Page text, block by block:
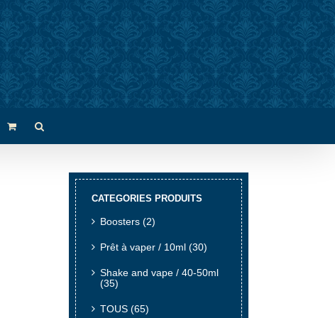
CATEGORIES PRODUITS
Boosters (2)
Prêt à vaper / 10ml (30)
Shake and vape / 40-50ml
(35)
TOUS (65)